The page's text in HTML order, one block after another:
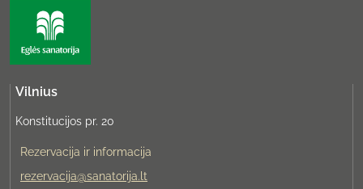
Vilnius
Konstitucijos pr. 20
Rezervacija ir informacija
rezervacija@sanatorija.lt